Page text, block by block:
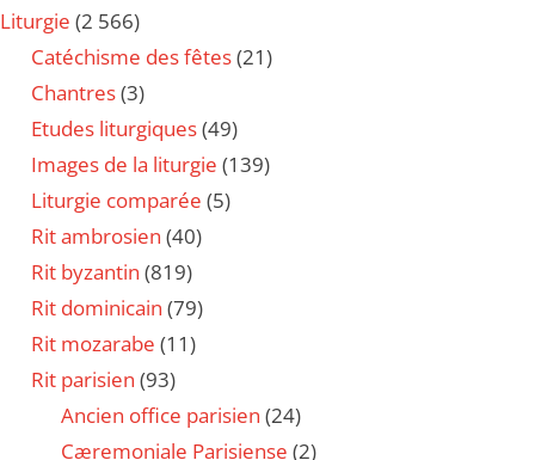
Liturgie (2 566)
Catéchisme des fêtes(21)
Chantres(3)
Etudes liturgiques(49)
Images de la liturgie (139)
Liturgie comparée (5)
Rit ambrosien (40)
Rit byzantin (819)
Rit dominicain (79)
Rit mozarabe (11)
Rit parisien (93)
Ancien office parisien (24)
Cæremoniale Parisiense (2)